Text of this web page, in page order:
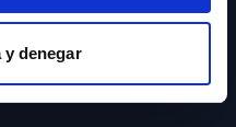
y denegar